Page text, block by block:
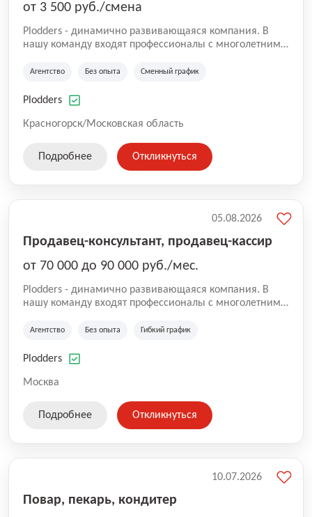
от 3 500 руб./смена
Plodders - динамично развивающаяся компания. В
нашу команду входят профессионалы с многолетним
на рынке аутсорсинга, а накопленный опыт позволяют
оказываемых услуг.
Агентство Без опыта Сменный график
Plodders
Красногорск/Московская область
Подробнее Откликнуться
Продавец-консультант, продавец-кассир
от 70 000 до 90 000 руб./мес.
Plodders - динамично развивающаяся компания. В
нашу команду входят профессионалы с многолетним
на рынке аутсорсинга, а накопленный опыт позволяют
оказываемых услуг.
Агентство Без опыта Гибкий график
Plodders
Москва
05.08.2026
Подробнее Откликнуться
Повар, пекарь, кондитер
10.07.2026